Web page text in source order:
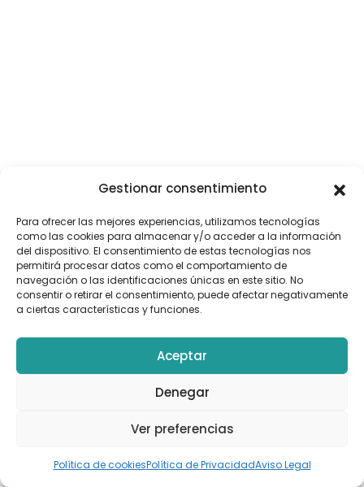
Gestionar consentimiento
Para ofrecer las mejores experiencias, utilizamos tecnologías
como las cookies para almacenar y/o acceder a la información
del dispositivo. El consentimiento de estas tecnologías nos
permitirá procesar datos como el comportamiento de
navegación o las identificaciones únicas en este sitio. No
consentir o retirar el consentimiento, puede afectar negativamente
a ciertas características y funciones.
Aceptar
Denegar
Ver preferencias
Política de cookiesPolítica de PrivacidadAviso Legal